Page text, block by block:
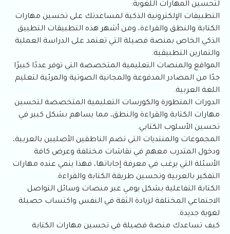
لتحسين المهارات اللغوية:
التطبيقات الإلكترونية الذكية لمساعدتك على تحسين مهارات
الكتابة والنطق والقراءة، ومن أشهر هذه التطبيقات التطبيق
الذكي الخاص بمنصة فصيلة التي تعتمد على الدراسة العملية
والتمارين التطبيقية.
المواقع والمنصات التعليمية المتخصصة التي توفر عددًا كبيرًا
جدًا من المصادر المدفوعة والمجانية الصوتية والمرئية لتعليم
اللغة العربية.
الدورات المتطورة والكورسات التعليمية المتخصصة لتحسين
مهارات الكتابة والقراءة والنطق، مما يساهم بشكل كبير في
تحسين الأسلوب الكتابي.
المجموعات والمنتديات التي تضم الناطقين الأصليين بالعربية،
ودخول المتدرب معهم في نقاشات مختلفة وعرض كافة
الأسئلة التي يرغب في معرفة إجاباتها، فهذا ينمي عنده مهارات
التفكير بالعربية وتحسين طريقة الكتابة والقراءة.
الكتابة التفاعلية بشكل يومي عبر منصات وسائل التواصل
الاجتماعي المختلفة لزيادة الثقة في النفس واكتساب حصيلة
لغوية جديدة.
كيف تساعدك منصة فصيلة في تحسين مهارات الكتابة